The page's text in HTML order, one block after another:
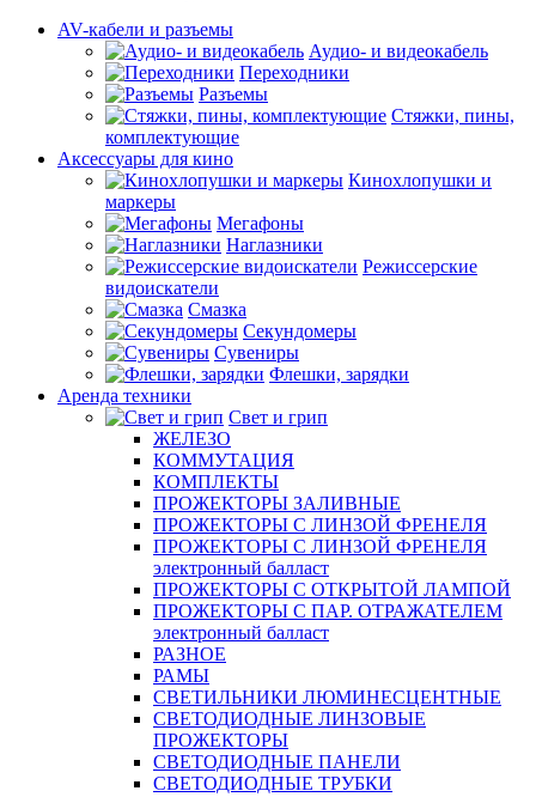
AV-кабели и разъемы
Аудио- и видеокабель
Переходники
Разъемы
Стяжки, пины,
комплектующие
Аксессуары для кино
Кинохлопушки и
маркеры
Мегафоны
Наглазники
Режиссерские
видоискатели
Смазка
Секундомеры
Сувениры
Флешки, зарядки
Аренда техники
Свет и грип
ЖЕЛЕЗО
КОММУТАЦИЯ
КОМПЛЕКТЫ
ПРОЖЕКТОРЫ ЗАЛИВНЫЕ
ПРОЖЕКТОРЫ С ЛИНЗОЙ ФРЕНЕЛЯ
ПРОЖЕКТОРЫ С ЛИНЗОЙ ФРЕНЕЛЯ
электронный балласт
ПРОЖЕКТОРЫ С ОТКРЫТОЙ ЛАМПОЙ
ПРОЖЕКТОРЫ С ПАР. ОТРАЖАТЕЛЕМ
электронный балласт
РАЗНОЕ
РАМЫ
СВЕТИЛЬНИКИ ЛЮМИНЕСЦЕНТНЫЕ
СВЕТОДИОДНЫЕ ЛИНЗОВЫЕ
ПРОЖЕКТОРЫ
СВЕТОДИОДНЫЕ ПАНЕЛИ
СВЕТОДИОДНЫЕ ТРУБКИ